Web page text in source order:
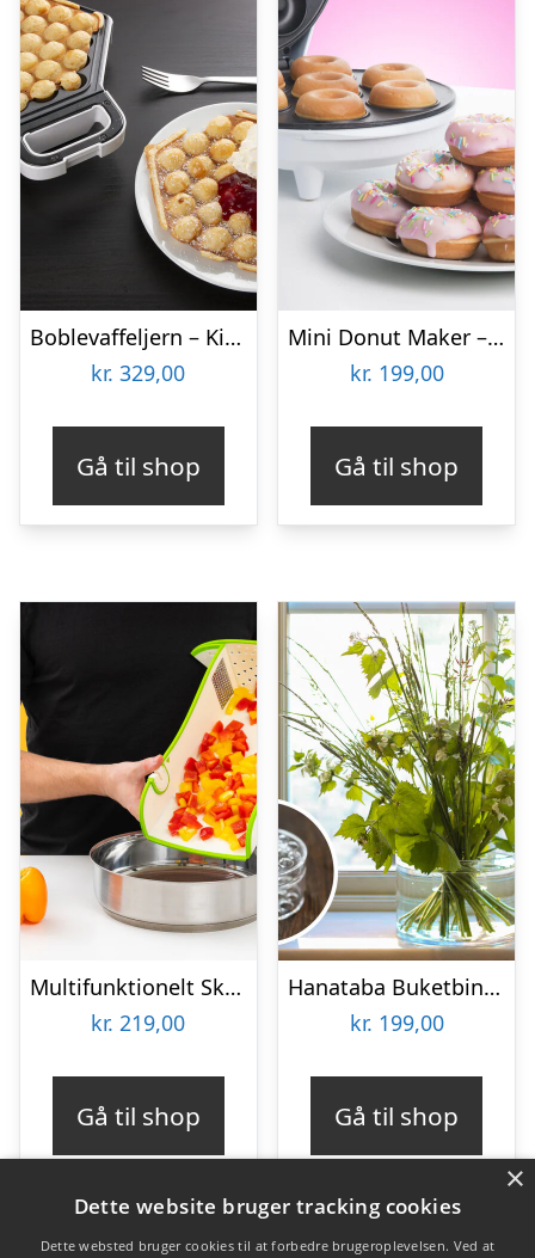
Boblevaffeljern – KitchPro
kr. 329,00
Gå til shop
Mini Donut Maker – KitchPro
kr. 199,00
Gå til shop
Multifunktionelt Skærebræt – KitchPro
kr. 219,00
Gå til shop
Hanataba Buketbinder
kr. 199,00
Gå til shop
×
Dette website bruger tracking cookies
Dette websted bruger cookies til at forbedre brugeroplevelsen. Ved at